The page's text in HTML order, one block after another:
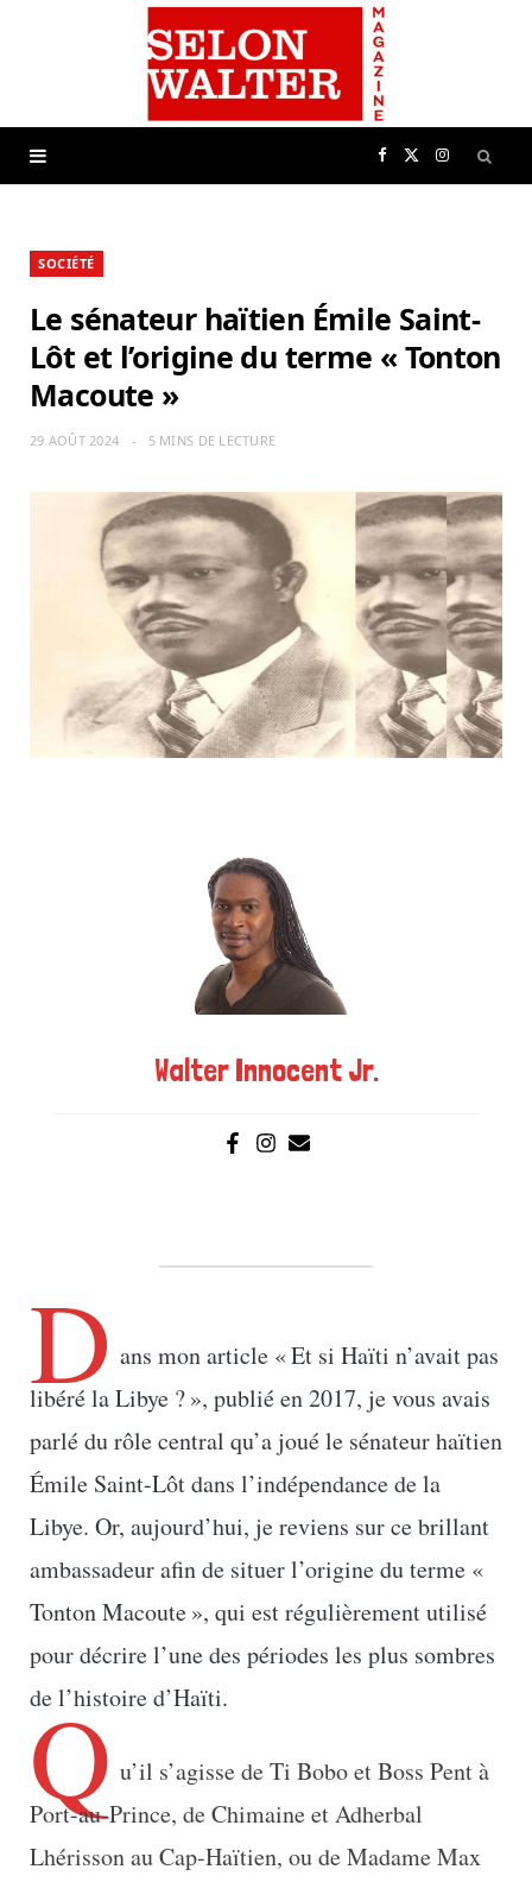
F
e
o
k
w
t
e
r
I
t
r
m
SOCIÉTÉ
Le sénateur haïtien Émile Saint-
Lôt et l’origine du terme « Tonton
Macoute »
29 AOÛT 2024 5 MINS DE LECTURE
Walter Innocent Jr.
D ans mon article « Et si Haïti n’avait pas
libéré la Libye ? », publié en 2017, je vous avais
parlé du rôle central qu’a joué le sénateur haïtien
Émile Saint-Lôt dans l’indépendance de la
Libye. Or, aujourd’hui, je reviens sur ce brillant
ambassadeur afin de situer l’origine du terme «
Tonton Macoute », qui est régulièrement utilisé
pour décrire l’une des périodes les plus sombres
de l’histoire d’Haïti.
Q u’il s’agisse de Ti Bobo et Boss Pent à
Port-au-Prince, de Chimaine et Adherbal
Lhérisson au Cap-Haïtien, ou de Madame Max